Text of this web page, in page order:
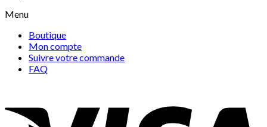
Menu
Boutique
Mon compte
Suivre votre commande
FAQ